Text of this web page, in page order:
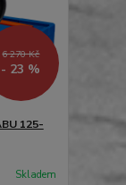
6 270 Kč
- 23 %
125-
Skladem